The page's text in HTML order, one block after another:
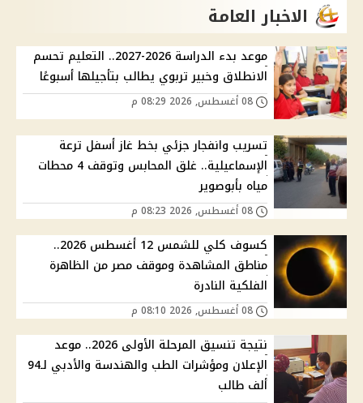
الاخبار العامة
موعد بدء الدراسة 2026-2027.. التعليم تحسم
الانطلاق وخبير تربوي يطالب بتأجيلها أسبوعًا
تسريب وانفجار جزئي بخط غاز أسفل ترعة
الإسماعيلية.. غلق المحابس وتوقف 4 محطات
مياه بأبوصوير
كسوف كلي للشمس 12 أغسطس 2026..
مناطق المشاهدة وموقف مصر من الظاهرة
الفلكية النادرة
نتيجة تنسيق المرحلة الأولى 2026.. موعد
الإعلان ومؤشرات الطب والهندسة والأدبي لـ94
ألف طالب